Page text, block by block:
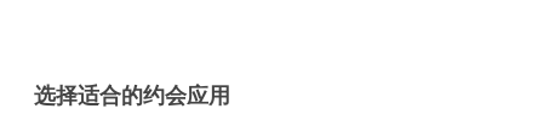
选择适合的约会应用